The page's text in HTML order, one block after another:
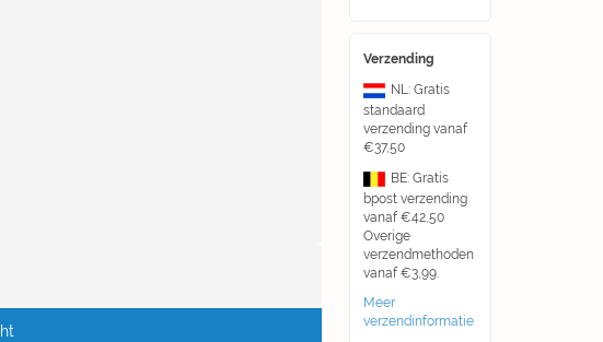
Verzending
NL: Gratis
standaard
verzending vanaf
€37,50
BE: Gratis
bpost verzending
vanaf €42,50
Overige
verzendmethoden
vanaf €3,99.
Meer
verzendinformatie